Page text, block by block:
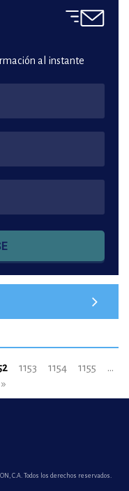
al instante
1153 1154 1155
...
»
C.A. Todos los derechos reservados.